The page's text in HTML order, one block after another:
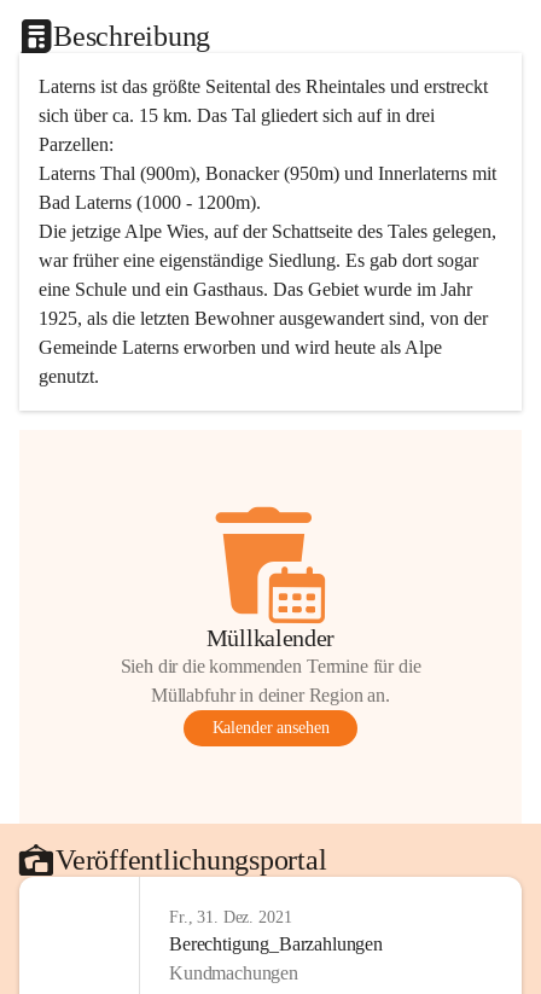
Beschreibung
Laterns ist das größte Seitental des Rheintales und erstreckt
sich über ca. 15 km. Das Tal gliedert sich auf in drei
Parzellen:
Laterns Thal (900m), Bonacker (950m) und Innerlaterns mit
Bad Laterns (1000 - 1200m).
Die jetzige Alpe Wies, auf der Schattseite des Tales gelegen,
war früher eine eigenständige Siedlung. Es gab dort sogar
eine Schule und ein Gasthaus. Das Gebiet wurde im Jahr
1925, als die letzten Bewohner ausgewandert sind, von der
Gemeinde Laterns erworben und wird heute als Alpe
genutzt.
Müllkalender
Sieh dir die kommenden Termine für die
Müllabfuhr in deiner Region an.
Kalender ansehen
Veröffentlichungsportal
Fr., 31. Dez. 2021
Berechtigung_Barzahlungen
Kundmachungen